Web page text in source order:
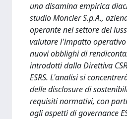
una disamina empirica
studio Moncler S.p.A.,
operante nel settore del
valutare l'impatto
nuovi obblighi di
introdotti dalla Direttiva
ESRS. L'analisi si
delle disclosure di
requisiti normativi, con
agli aspetti di governance